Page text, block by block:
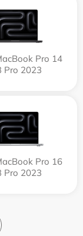
Pro 14
Pro 2023
Pro 16
Pro 2023